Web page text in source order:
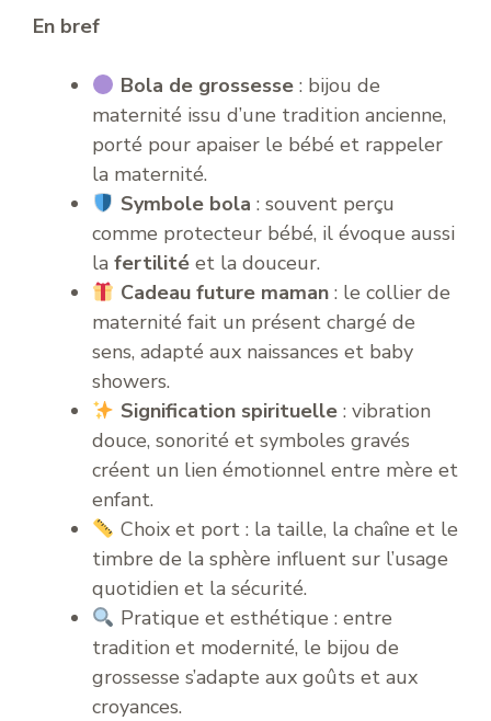
En bref
Bola de grossesse: bijou de
maternité issu d’une tradition ancienne,
porté pour apaiser le bébé et rappeler
la maternité.
Symbole bola : souvent perçu
comme protecteur bébé, il évoque aussi
la fertilité et la douceur.
Cadeau future maman: le collier de
maternité fait un présent chargé de
sens, adapté aux naissances et baby
showers.
Signification spirituelle: vibration
douce, sonorité et symboles gravés
créent un lien émotionnel entre mère et
enfant.
Choix et port : la taille, la chaîne et le
timbre de la sphère influent sur l’usage
quotidien et la sécurité.
Pratique et esthétique : entre
tradition et modernité, le bijou de
grossesse s’adapte aux goûts et aux
croyances.